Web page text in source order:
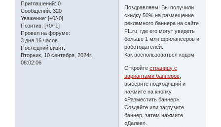
Приглашений: 0
Сообщений: 320
Уважение: [+0/-0]
Позитив: [+0/-1]
Провел на форуме:
3 дня 16 часов
Последний визит:
Вторник, 10 сентября, 2024г.
08:02:06
Поздравляем! Вы получили
скидку 50% на размещение
рекламного баннера на сайте
FL.ru, где его могут увидеть
больше 1 млн фрилансеров и
работодателей.
Как воспользоваться кодом
Откройтестраницу с
вариантами баннеров
выберите подходящий и
нажмите на кнопку
«Разместить баннер».
Создайте или загрузите
баннер, затем нажмите
«Далее».